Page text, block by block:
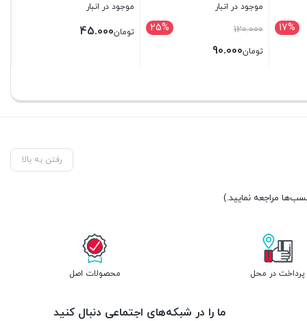
17%
موجود در انبار
25% 120.000قیمت
اصلی:
تومان90.000
موجود در انبار
تومان45.000
رفتن به بالا
پرداخت در محل محصولات اصل
ما را در شبکه‌های اجتماعی دنبال کنید